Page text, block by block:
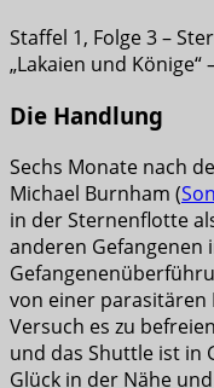
Staffel 1, Folge 3 –
„Lakaien und Könige“
Die Handlung
Sechs Monate nach
Michael Burnham (
in der Sternenflotte
anderen Gefangenen
von einer parasitären
Versuch es zu
und das Shuttle ist in
Glück in der Nähe